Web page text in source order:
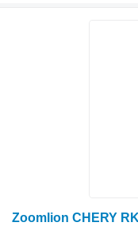
Zoomlion CHERY